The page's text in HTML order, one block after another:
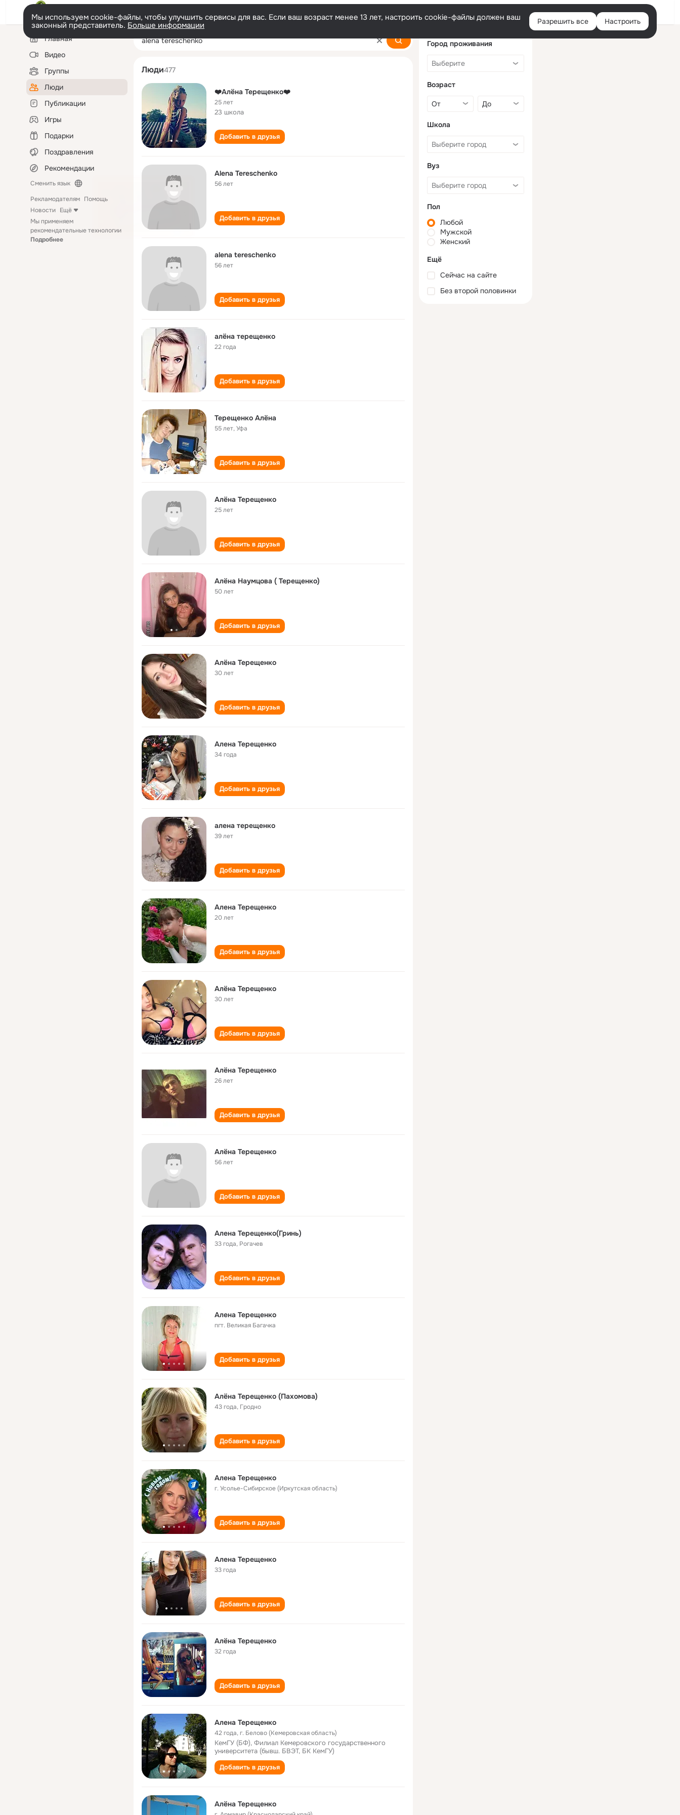
Войти
Мы используем cookie-файлы, чтобы улучшить сервисы для вас. Если ваш возраст менее 13 лет, настроить cookie-файлы должен ваш
законный представитель. Больше информации Разрешить все Настроить
Левая
колонкаГлавная
Видео
Группы
Люди
Публикации
Игры
Подарки
Поздравления
Рекомендации
Сменить язык
Рекламодателям Помощь
Новости Ещё
Мы применяем
рекомендательные технологии
Подробнее
alena tereschenko
Люди477
❤️Алёна Терещенко❤️
25 лет
23 школа
Добавить в друзья
Alena Tereschenko
56 лет
Добавить в друзья
alena tereschenko
56 лет
Добавить в друзья
алёна терещенко
22 года
Добавить в друзья
Терещенко Алёна
55 лет,Уфа
Добавить в друзья
Алëна Терещенко
25 лет
Добавить в друзья
Алёна Наумцова ( Терещенко)
50 лет
Добавить в друзья
Алёна Терещенко
30 лет
Добавить в друзья
Алена Терещенко
34 года
Добавить в друзья
алена терещенко
39 лет
Добавить в друзья
Алена Терещенко
20 лет
Добавить в друзья
Алёна Терещенко
30 лет
Добавить в друзья
Алёна Терещенко
26 лет
Добавить в друзья
Алёна Терещенко
56 лет
Добавить в друзья
Алена Терещенко(Гринь)
33 года, Рогачев
Добавить в друзья
Алена Терещенко
пгт. Великая Багачка
Добавить в друзья
Алёна Терещенко (Пахомова)
43 года, Гродно
Добавить в друзья
Алена Терещенко
г. Усолье-Сибирское (Иркутская область)
Добавить в друзья
Алена Терещенко
33 года
Добавить в друзья
Алёна Терещенко
32 года
Добавить в друзья
Алена Терещенко
42 года,г. Белово (Кемеровская область)
КемГУ (БФ), Филиал Кемеровского государственного
университета (бывш. БВЭТ, БК КемГУ)
Добавить в друзья
Алёна Терещенко
Город проживания
Возраст
Школа
Вуз
Пол
Любой
Мужской
Женский
Ещё
Сейчас на сайте
Без второй половинки